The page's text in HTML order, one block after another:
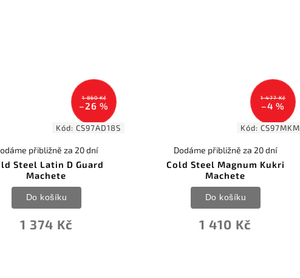
1 860 Kč
–26 %
Kód:CS97AD18S
Steel Latin D Guard
Machete
přibližně za 20 dní
1 374 Kč
Do košíku
1 477 Kč
–4 %
Kód:CS97MKM
Cold Steel Magnum Kukri
Machete
Dodáme přibližně za 20 dní
1 410 Kč
Do košíku